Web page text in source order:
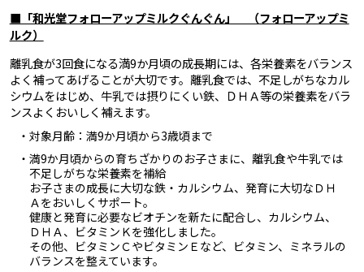
■「和光堂フォローアップミルクぐんぐん」 （フォローアップミ
ルク）
離乳食が3回食になる満9か月頃の成長期には、各栄養素をバランス
よく補ってあげることが大切です。離乳食では、不足しがちなカル
シウムをはじめ、牛乳では摂りにくい鉄、ＤＨＡ等の栄養素をバラ
ンスよくおいしく補えます。
・対象月齢：満9か月頃から3歳頃まで
・満9か月頃からの育ちざかりのお子さまに、離乳食や牛乳では
不足しがちな栄養素を補給
お子さまの成長に大切な鉄・カルシウム、発育に大切なＤＨ
Ａをおいしくサポート。
健康と発育に必要なビオチンを新たに配合し、カルシウム、
ＤＨＡ、ビタミンＫを強化しました。
その他、ビタミンＣやビタミンＥなど、ビタミン、ミネラルの
バランスを整えています。